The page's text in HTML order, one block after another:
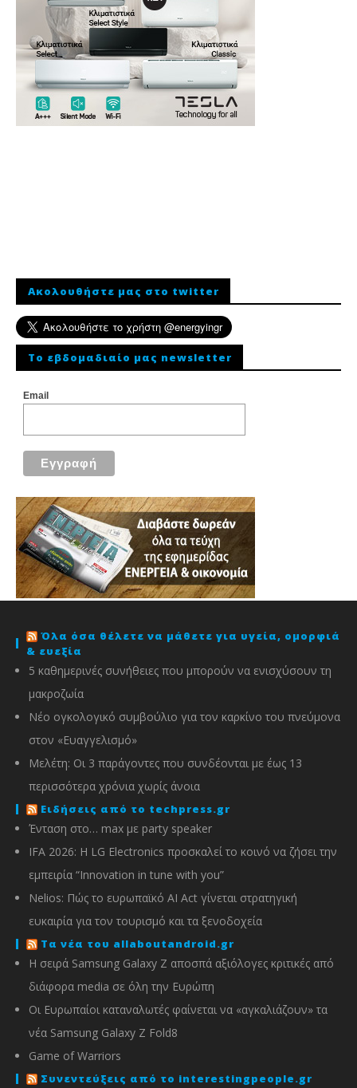
Ακολουθήστε μας στο twitter
To εβδομαδιαίο μας newsletter
Email
Όλα όσα θέλετε να μάθετε για υγεία, ομορφιά
& ευεξία
5 καθημερινές συνήθειες που μπορούν να ενισχύσουν τη
μακροζωία
Νέο ογκολογικό συμβούλιο για τον καρκίνο του πνεύμονα
στον «Ευαγγελισμό»
Μελέτη: Οι 3 παράγοντες που συνδέονται με έως 13
περισσότερα χρόνια χωρίς άνοια
Ειδήσεις από το techpress.gr
Ένταση στο… max με party speaker
IFA 2026: Η LG Electronics προσκαλεί το κοινό να ζήσει την
εμπειρία “Innovation in tune with you”
Nelios: Πώς το ευρωπαϊκό AI Act γίνεται στρατηγική
ευκαιρία για τον τουρισμό και τα ξενοδοχεία
Τα νέα του allaboutandroid.gr
Η σειρά Samsung Galaxy Z αποσπά αξιόλογες κριτικές από
διάφορα media σε όλη την Ευρώπη
Οι Ευρωπαίοι καταναλωτές φαίνεται να «αγκαλιάζουν» τα
νέα Samsung Galaxy Z Fold8
Game of Warriors
Συνεντεύξεις από το interestingpeople.gr